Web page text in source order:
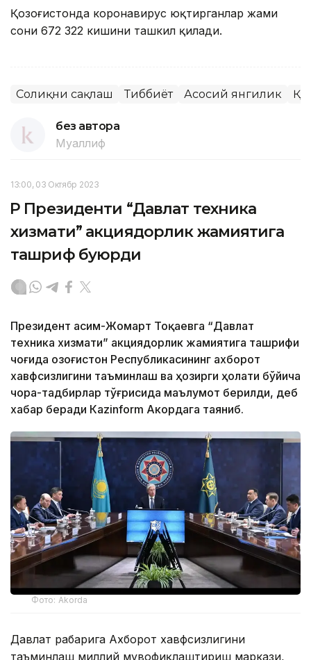
Қозоғистонда коронавирус юқтирганлар жами
сони 672 322 кишини ташкил қилади.
Соғлиқни сақлаш Тиббиёт Асосий янгилик ҚР
без автора
Муаллиф
13:00, 03 Октябр 2023
ҚР Президенти “Давлат техника
хизмати” акциядорлик жамиятига
ташриф буюрди
Президент Қасим-Жомарт Тоқаевга “Давлат
техника хизмати” акциядорлик жамиятига ташрифи
чоғида Қозоғистон Республикасининг ахборот
хавфсизлигини таъминлаш ва ҳозирги ҳолати бўйича
чора-тадбирлар тўғрисида маълумот берилди, деб
хабар беради Каzinform Акордага таяниб.
Фото: Akorda
Давлат раҳбарига Ахборот хавфсизлигини
таъминлаш миллий мувофиқлаштириш маркази,